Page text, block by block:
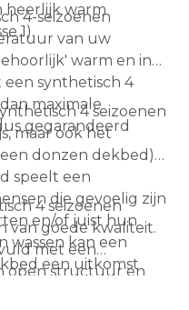
heerlijk warm
1).
4-seizoenen
van uw
warm en in
synthetisch 4
maximale
gegarandeerd
4 seizoenen
maar ook het
donzen dekbed)
speelt een
die gevoelig zijn
en/of juist hun
wassen kan een
een uitkomst
4 seizoenen
van goede kwaliteit.
met een
open structuur en